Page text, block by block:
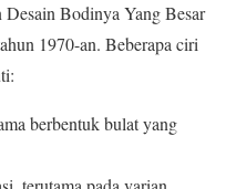
Bodinya Yang Besar
1970-an. Beberapa ciri
berbentuk bulat yang